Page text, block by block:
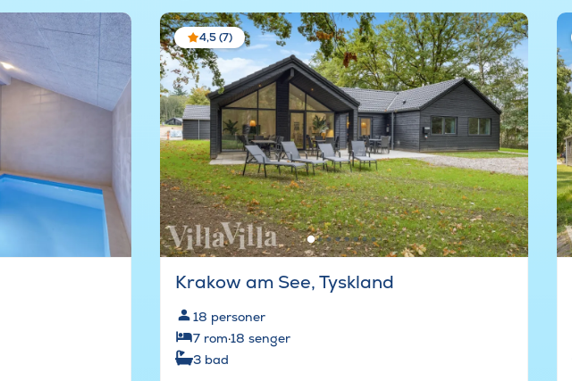
4,5 (7)
Krakow am See, Tyskland
18 personer
7 rom·18 senger
3 bad